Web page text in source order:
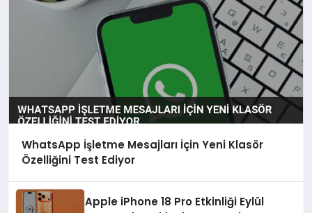
WhatsApp İşletme Mesajları İçin Yeni Klasör
Özelliğini Test Ediyor
Apple iPhone 18 Pro Etkinliği Eylül